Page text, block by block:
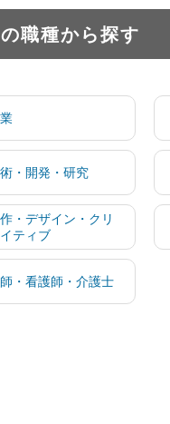
職種から探す
・開発・研究
・デザイン・クリ
ティブ
・看護師・介護士